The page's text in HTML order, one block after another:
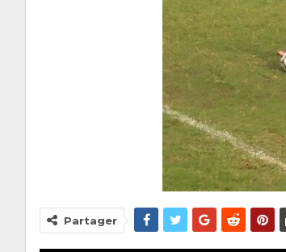
Partager